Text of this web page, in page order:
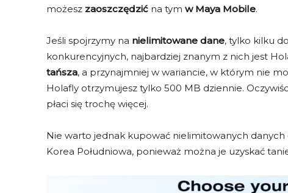
Chcesz zaoszczędzić na eSIM dla
z $24 na $15
możesz zaoszczędzić na tym w Maya Mobile.
Jeśli spojrzymy na nielimitowane dane, tylko kilku
konkurencyjnych, najbardziej znanym z nich jest
tańsza, a przynajmniej w wariancie, w którym nie
Holafly otrzymujesz tylko 500 MB dziennie.
płaci się trochę więcej.
Nie warto jednak kupować nielimitowanych
Korea Południowa, ponieważ można je uzyskać